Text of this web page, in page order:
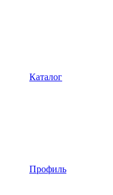
Каталог
Профиль